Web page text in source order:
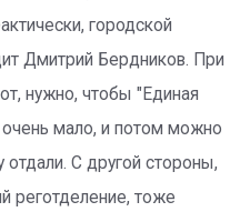
городской
Дмитрий Бердников. При
нужно, чтобы "Единая
мало, и потом можно
С другой стороны,
реготделение, тоже